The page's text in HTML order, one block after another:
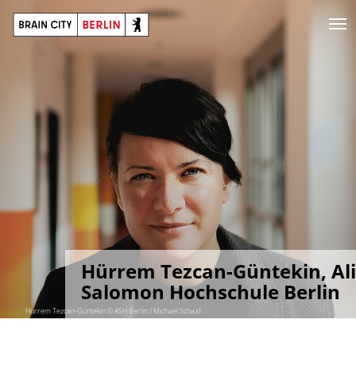
Hürrem Tezcan-Güntekin © ASH Berlin / Michael Schaaf
Hürrem Tezcan-Güntekin,
Salomon Hochschule Berlin